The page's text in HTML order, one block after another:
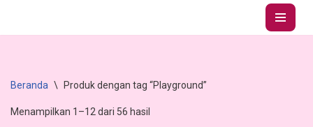
Lompat
Beranda \ Produk dengan tag “Playground”
Menampilkan 1–12 dari 56 hasil